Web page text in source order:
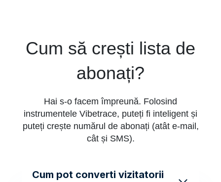
Cum să crești lista de
abonați?
Hai s-o facem împreună. Folosind
instrumentele Vibetrace, puteți fi inteligent și
puteți crește numărul de abonați (atât e-mail,
cât și SMS).
Cum pot converti vizitatorii